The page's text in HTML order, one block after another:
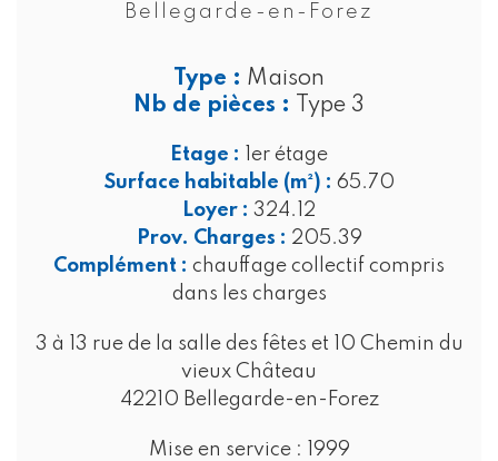
Bellegarde-en-Forez
Type : Maison
Nb de pièces :
Type 3
Etage :
1er étage
Surface habitable (m²) : 65.70
Loyer : 324.12
Prov. Charges : 205.39
Complément : chauffage collectif compris
dans les charges
3 à 13 rue de la salle des fêtes et 10 Chemin du
vieux Château
42210 Bellegarde-en-Forez
Mise en service :
1999